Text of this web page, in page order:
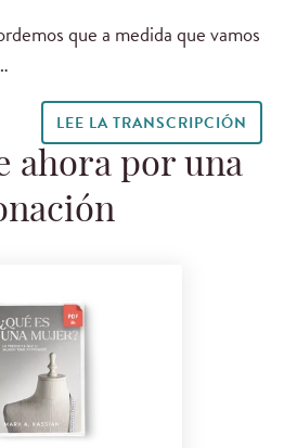
que a medida que vamos
LEE LA TRANSCRIPCIÓN
ahora por una